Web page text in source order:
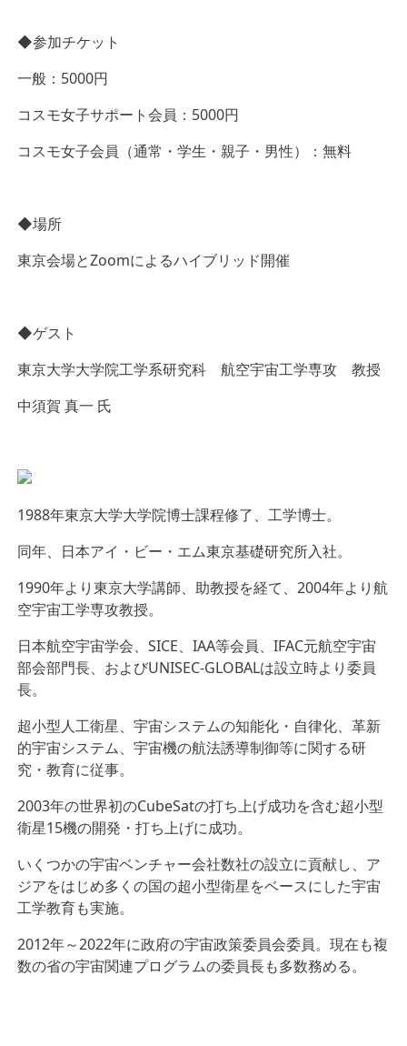
◆参加チケット
一般：5000円
コスモ女子サポート会員：5000円
コスモ女子会員（通常・学生・親子・男性）：無料
◆場所
東京会場とZoomによるハイブリッド開催
◆ゲスト
東京大学大学院工学系研究科 航空宇宙工学専攻 教授
中須賀 真一 氏
1988年東京大学大学院博士課程修了、工学博士。
同年、日本アイ・ビー・エム東京基礎研究所入社。
1990年より東京大学講師、助教授を経て、2004年より航
空宇宙工学専攻教授。
日本航空宇宙学会、SICE、IAA等会員、IFAC元航空宇宙
部会部門長、およびUNISEC-GLOBALは設立時より委員
長。
超小型人工衛星、宇宙システムの知能化・自律化、革新
的宇宙システム、宇宙機の航法誘導制御等に関する研
究・教育に従事。
2003年の世界初のCubeSatの打ち上げ成功を含む超小型
衛星15機の開発・打ち上げに成功。
いくつかの宇宙ベンチャー会社数社の設立に貢献し、ア
ジアをはじめ多くの国の超小型衛星をベースにした宇宙
工学教育も実施。
2012年～2022年に政府の宇宙政策委員会委員。現在も複
数の省の宇宙関連プログラムの委員長も多数務める。